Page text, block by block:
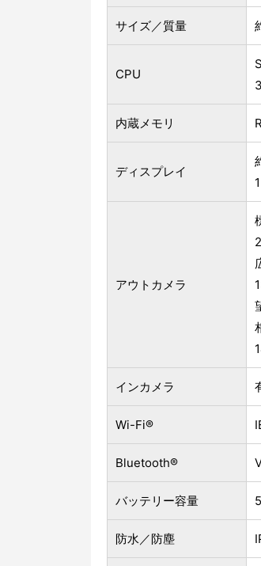
サイズ／質量
CPU
内蔵メモリ
ディスプレイ
アウトカメラ
インカメラ
Wi-Fi®
Bluetooth®
バッテリー容量
防水／防塵